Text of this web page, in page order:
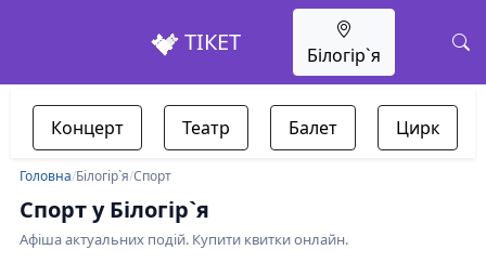
ТІКЕТ Білогір`я
Концерт Театр Балет Цирк
Головна/Білогір`я/Спорт
Спорт у Білогір`я
Афіша актуальних подій. Купити квитки онлайн.